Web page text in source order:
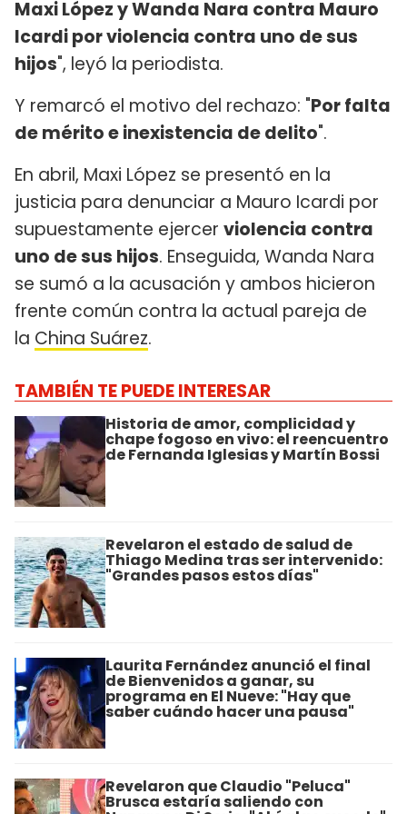
Maxi López y Wanda Nara contra Mauro
Icardi por violencia contra uno de sus
hijos", leyó la periodista.
Y remarcó el motivo del rechazo: "Por falta
de mérito e inexistencia de delito".
En abril, Maxi López se presentó en la
justicia para denunciar a Mauro Icardi por
supuestamente ejercer violencia contra
uno de sus hijos. Enseguida, Wanda Nara
se sumó a la acusación y ambos hicieron
frente común contra la actual pareja de
la China Suárez.
TAMBIÉN TE PUEDE INTERESAR
Historia de amor, complicidad y
chape fogoso en vivo: el reencuentro
de Fernanda Iglesias y Martín Bossi
Revelaron el estado de salud de
Thiago Medina tras ser intervenido:
"Grandes pasos estos días"
Laurita Fernández anunció el final
de Bienvenidos a ganar, su
programa en El Nueve: "Hay que
saber cuándo hacer una pausa"
Revelaron que Claudio "Peluca"
Brusca estaría saliendo con